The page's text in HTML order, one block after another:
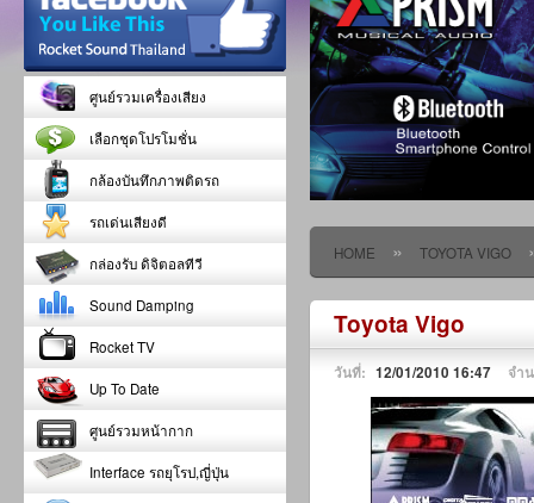
HOME » TOYOTA VIGO
Toyota Vigo
วันที่: 12/01/2010 16:47 จำ
ศูนย์รวมเครื่องเสียง
เลือกชุดโปรโมชั่น
กล้องบันทึกภาพติดรถ
รถเด่นเสียงดี
กล่องรับ ดิจิตอลทีวี
Sound Damping
Rocket TV
Up To Date
ศูนย์รวมหน้ากาก
Interface รถยุโรป,ญี่ปุ่น